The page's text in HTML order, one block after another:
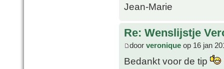
Jean-Marie
Re: Wenslijstje
door veronique op 16 jan
Bedankt voor de tip